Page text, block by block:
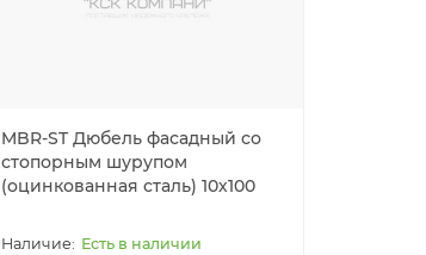
MBR-ST Дюбель фасадный со
стопорным шурупом
(оцинкованная сталь) 10х100
Есть в наличии